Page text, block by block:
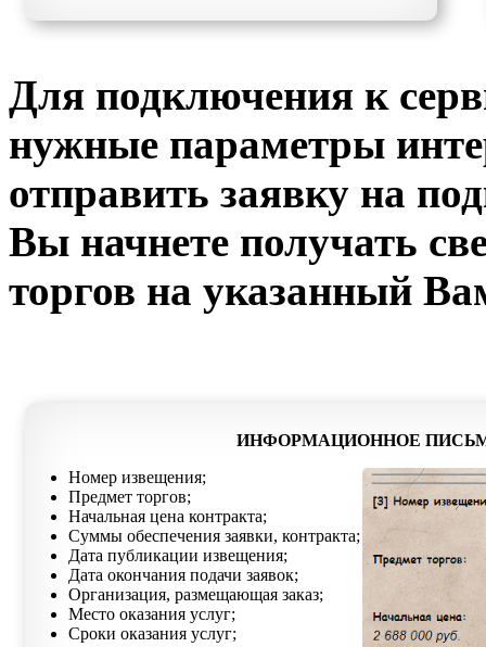
Для подключения к
нужные параметры
отправить заявку на
Вы начнете получать
торгов на указанный
ИНФОРМАЦИОННОЕ
Номер извещения;
Предмет торгов;
Начальная цена контракта;
Суммы обеспечения заявки, контракта;
Дата публикации извещения;
Дата окончания подачи заявок;
Организация, размещающая заказ;
Место оказания услуг;
Сроки оказания услуг;